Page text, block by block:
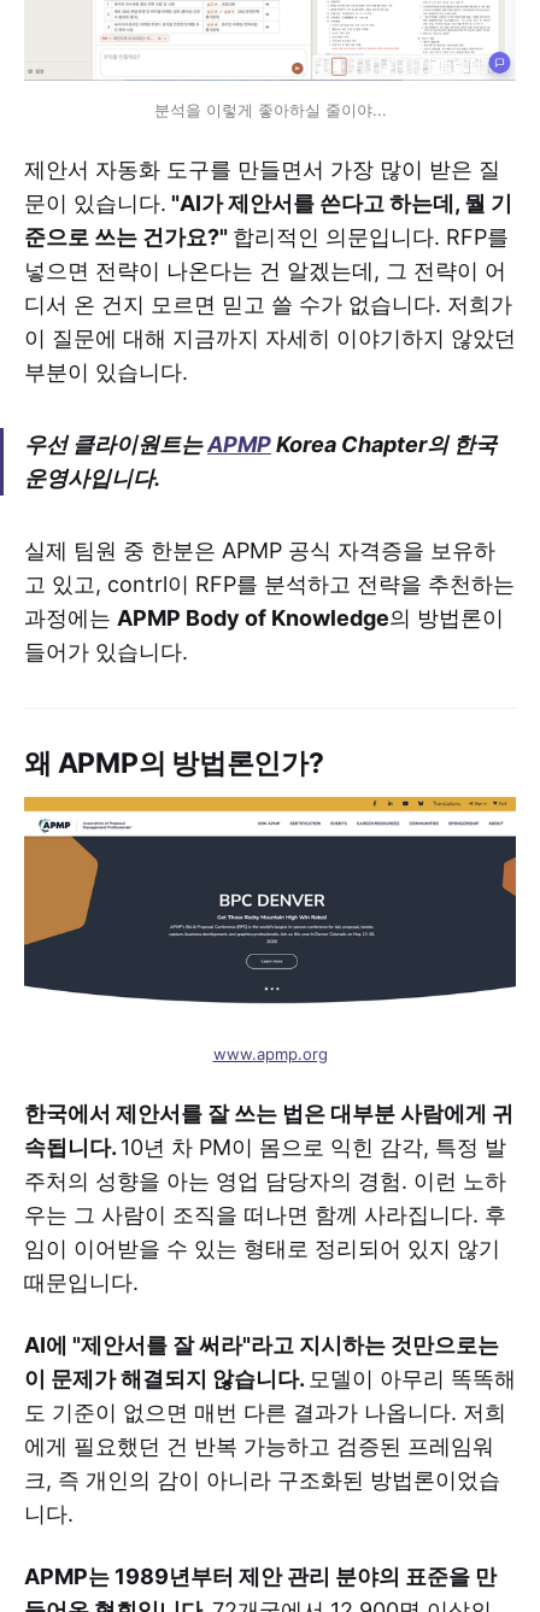
분석을 이렇게 좋아하실 줄이야...
제안서 자동화 도구를 만들면서 가장 많이 받은 질
문이 있습니다. "AI가 제안서를 쓴다고 하는데, 뭘 기
준으로 쓰는 건가요?" 합리적인 의문입니다. RFP를
넣으면 전략이 나온다는 건 알겠는데, 그 전략이 어
디서 온 건지 모르면 믿고 쓸 수가 없습니다. 저희가
이 질문에 대해 지금까지 자세히 이야기하지 않았던
부분이 있습니다.
우선 클라이원트는APMPKorea Chapter의 한국
운영사입니다.
실제 팀원 중 한분은 APMP 공식 자격증을 보유하
고 있고, contrl이 RFP를 분석하고 전략을 추천하는
과정에는 APMP Body of Knowledge의 방법론이
들어가 있습니다.
왜 APMP의 방법론인가?
www.apmp.org
한국에서 제안서를 잘 쓰는 법은 대부분 사람에게 귀
속됩니다. 10년 차 PM이 몸으로 익힌 감각, 특정 발
주처의 성향을 아는 영업 담당자의 경험. 이런 노하
우는 그 사람이 조직을 떠나면 함께 사라집니다. 후
임이 이어받을 수 있는 형태로 정리되어 있지 않기
때문입니다.
AI에 "제안서를 잘 써라"라고 지시하는 것만으로는
이 문제가 해결되지 않습니다. 모델이 아무리 똑똑해
도 기준이 없으면 매번 다른 결과가 나옵니다. 저희
에게 필요했던 건 반복 가능하고 검증된 프레임워
크, 즉 개인의 감이 아니라 구조화된 방법론이었습
니다.
APMP는 1989년부터 제안 관리 분야의 표준을 만